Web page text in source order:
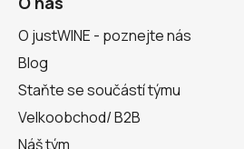
O justWINE - poznejte nás
Blog
Staňte se součástí týmu
Velkoobchod/ B2B
Náš tým